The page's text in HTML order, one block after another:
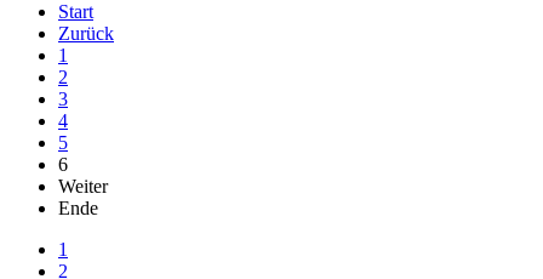
Start
Zurück
1
2
3
4
5
6
Weiter
Ende
1
2